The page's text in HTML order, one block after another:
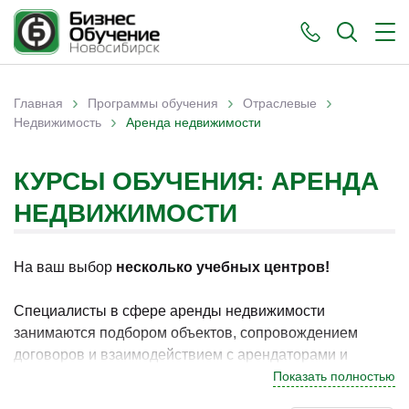
Вы здесь
Главная › Программы обучения › Отраслевые ›
Недвижимость › Аренда недвижимости
КУРСЫ ОБУЧЕНИЯ: АРЕНДА
НЕДВИЖИМОСТИ
На ваш выбор несколько учебных центров!
Специалисты в сфере аренды недвижимости
занимаются подбором объектов, сопровождением
договоров и взаимодействием с арендаторами и
собственниками. В Новосибирске программы по
Показать полностью